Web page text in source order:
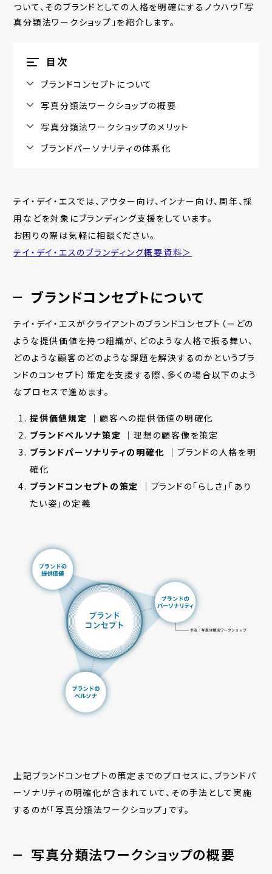
ついて、そのブランドとしての人格を明確にするノウハウ「写
真分類法ワークショップ」を紹介します。
目次
ブランドコンセプトについて
写真分類法ワークショップの概要
写真分類法ワークショップのメリット
ブランドパーソナリティの体系化
テイ・デイ・エスでは、 アウター向け、インナー向け、周年、採
用などを対象にブランディング支援をしています。
お困りの際は気軽に相談ください。
テイ・デイ・エスのブランディング概要資料＞
ブランドコンセプトについて
テイ・デイ・エスがクライアントのブランドコンセプト（＝どの
ような提供価値を持つ組織が、どのような人格で振る舞い、
どのような顧客のどのような課題を解決するのかというブラ
ンドのコンセプト）策定を支援する際、 多くの場合以下のよう
なプロセスで進めます。
提供価値規定
｜顧客への提供価値の明確化
ブランドペルソナ策定
｜理想の顧客像を策定
ブランドパーソナリティの明確化
｜ブランドの人格を明
確化
ブランドコンセプトの策定
｜ブランドの「らしさ」「あり
たい姿」の定義
上記ブランドコンセプトの策定までのプロセスに、ブランドパ
ーソナリティの明確化が含まれていて、その手法として実施
するのが「写真分類法ワークショップ」です。
写真分類法ワークショップの概要